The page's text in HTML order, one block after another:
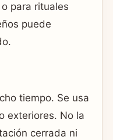
para rituales
puede
tiempo. Se usa
exteriores. No la
cerrada ni